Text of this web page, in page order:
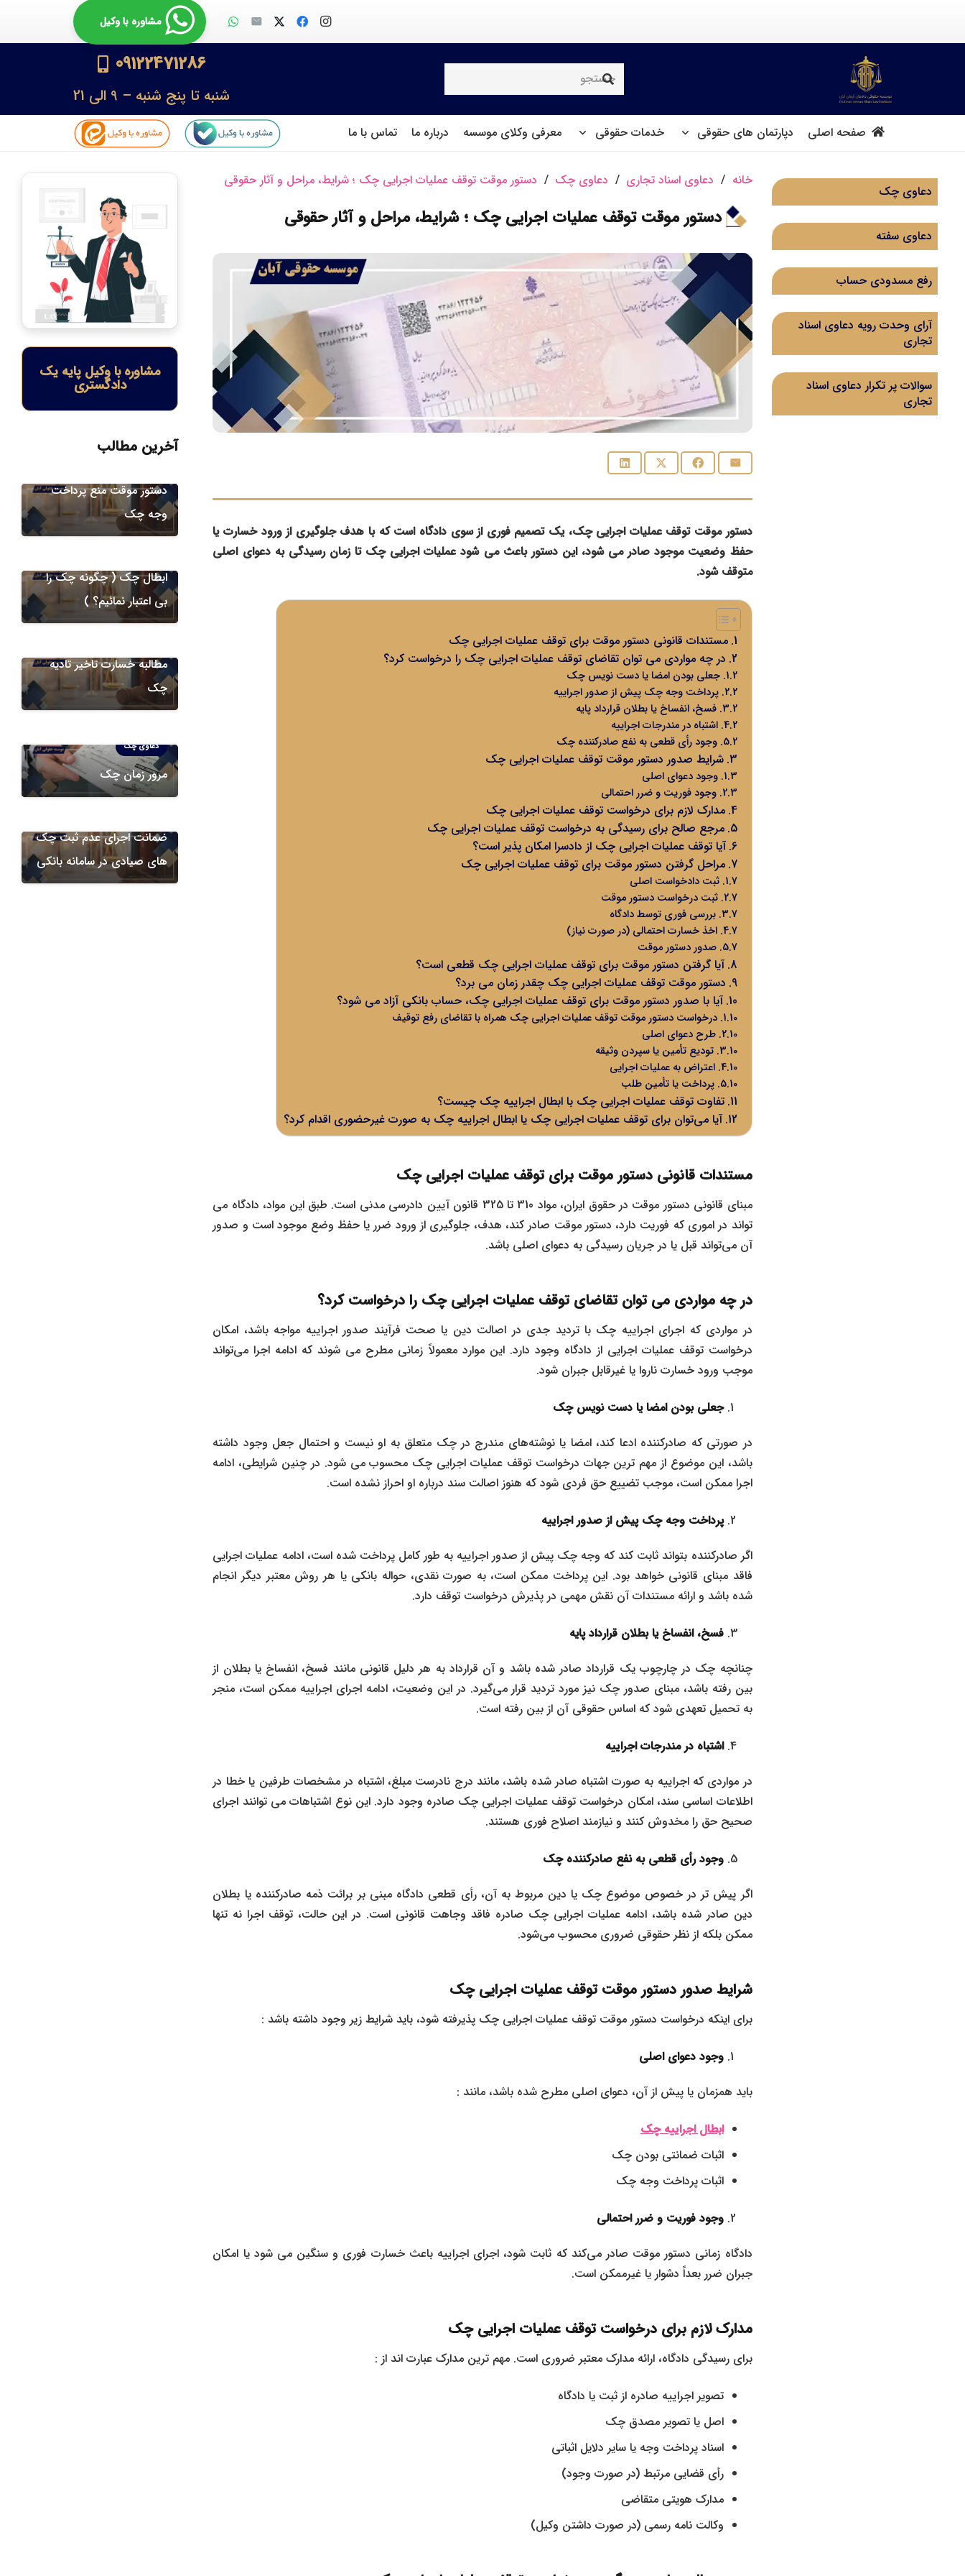
مشاوره با وکیل
09122471286
شنبه تا پنج شنبه – 9 الی 21
صفحه اصلی دپارتمان های حقوقی خدمات حقوقی معرفی وکلای موسسه درباره ما تماس با ما
دعاوی چک
دعاوی سفته
رفع مسدودی حساب
آرای وحدت رویه دعاوی اسناد
تجاری
سوالات پر تکرار دعاوی اسناد
تجاری
خانه / دعاوی اسناد تجاری / دعاوی چک / دستور موقت توقف عملیات اجرایی چک ؛ شرایط، مراحل و آثار حقوقی
دستور موقت توقف عملیات اجرایی چک ؛ شرایط، مراحل و آثار حقوقی
دستور موقت توقف عملیات اجرایی چک، یک تصمیم فوری از سوی دادگاه است که با هدف جلوگیری از ورود خسارت یا
حفظ وضعیت موجود صادر می ‌شود، این دستور باعث می‌ شود عملیات اجرایی چک تا زمان رسیدگی به دعوای اصلی
متوقف شود.
مستندات قانونی دستور موقت برای توقف عملیات اجرایی چک
در چه مواردی می‌ توان تقاضای توقف عملیات اجرایی چک را درخواست کرد؟
جعلی بودن امضا یا دست ‌نویس چک
پرداخت وجه چک پیش از صدور اجراییه
فسخ، انفساخ یا بطلان قرارداد پایه
اشتباه در مندرجات اجراییه
وجود رأی قطعی به نفع صادرکننده چک
شرایط صدور دستور موقت توقف عملیات اجرایی چک
وجود دعوای اصلی
وجود فوریت و ضرر احتمالی
مدارک لازم برای درخواست توقف عملیات اجرایی چک
مرجع صالح برای رسیدگی به درخواست توقف عملیات اجرایی چک
آیا توقف عملیات اجرایی چک از دادسرا امکان پذیر است؟
مراحل گرفتن دستور موقت برای توقف عملیات اجرایی چک
ثبت دادخواست اصلی
ثبت درخواست دستور موقت
بررسی فوری توسط دادگاه
اخذ خسارت احتمالی (در صورت نیاز)
صدور دستور موقت
آیا گرفتن دستور موقت برای توقف عملیات اجرایی چک قطعی است؟
دستور موقت توقف عملیات اجرایی چک چقدر زمان می‌ برد؟
آیا با صدور دستور موقت برای توقف عملیات اجرایی چک، حساب بانکی آزاد می‌ شود؟
درخواست دستور موقت توقف عملیات اجرایی چک همراه با تقاضای رفع توقیف
طرح دعوای اصلی
تودیع تأمین یا سپردن وثیقه
اعتراض به عملیات اجرایی
پرداخت یا تأمین طلب
تفاوت توقف عملیات اجرایی چک با ابطال اجراییه چک چیست؟
آیا می‌توان برای توقف عملیات اجرایی چک یا ابطال اجراییه چک به‌ صورت غیرحضوری اقدام کرد؟
مستندات قانونی دستور موقت برای توقف عملیات اجرایی چک
مبنای قانونی دستور موقت در حقوق ایران، مواد 310 تا 325 قانون آیین دادرسی مدنی است. طبق این مواد، دادگاه می‌
تواند در اموری که فوریت دارد، دستور موقت صادر کند، هدف، جلوگیری از ورود ضرر یا حفظ وضع موجود است و صدور
آن می‌تواند قبل یا در جریان رسیدگی به دعوای اصلی باشد.
در چه مواردی می‌ توان تقاضای توقف عملیات اجرایی چک را درخواست کرد؟
در مواردی که اجرای اجراییه چک با تردید جدی در اصالت دین یا صحت فرآیند صدور اجراییه مواجه باشد، امکان
درخواست توقف عملیات اجرایی از دادگاه وجود دارد. این موارد معمولاً زمانی مطرح می ‌شوند که ادامه اجرا می‌تواند
موجب ورود خسارت ناروا یا غیرقابل جبران شود.
جعلی بودن امضا یا دست ‌نویس چک
در صورتی که صادرکننده ادعا کند، امضا یا نوشته‌های مندرج در چک متعلق به او نیست و احتمال جعل وجود داشته
باشد، این موضوع از مهم ‌ترین جهات درخواست توقف عملیات اجرایی چک محسوب می‌ شود. در چنین شرایطی، ادامه
اجرا ممکن است، موجب تضییع حق فردی شود که هنوز اصالت سند درباره او احراز نشده است.
پرداخت وجه چک پیش از صدور اجراییه
اگر صادرکننده بتواند ثابت کند که وجه چک پیش از صدور اجراییه به‌ طور کامل پرداخت شده است، ادامه عملیات اجرایی
فاقد مبنای قانونی خواهد بود. این پرداخت ممکن است، به‌ صورت نقدی، حواله بانکی یا هر روش معتبر دیگر انجام
شده باشد و ارائه مستندات آن نقش مهمی در پذیرش درخواست توقف دارد.
فسخ، انفساخ یا بطلان قرارداد پایه
چنانچه چک در چارچوب یک قرارداد صادر شده باشد و آن قرارداد به هر دلیل قانونی مانند فسخ، انفساخ یا بطلان از
بین رفته باشد، مبنای صدور چک نیز مورد تردید قرار می‌گیرد. در این وضعیت، ادامه اجرای اجراییه ممکن است، منجر
به تحمیل تعهدی شود که اساس حقوقی آن از بین رفته است.
اشتباه در مندرجات اجراییه
در مواردی که اجراییه به ‌صورت اشتباه صادر شده باشد، مانند درج نادرست مبلغ، اشتباه در مشخصات طرفین یا خطا در
اطلاعات اساسی سند، امکان درخواست توقف عملیات اجرایی چک صادره وجود دارد. این نوع اشتباهات می ‌توانند اجرای
صحیح حق را مخدوش کنند و نیازمند اصلاح فوری هستند.
وجود رأی قطعی به نفع صادرکننده چک
اگر پیش‌ تر در خصوص موضوع چک یا دین مربوط به آن، رأی قطعی دادگاه مبنی بر برائت ذمه صادرکننده یا بطلان
دین صادر شده باشد، ادامه عملیات اجرایی چک صادره فاقد وجاهت قانونی است. در این حالت، توقف اجرا نه ‌تنها
ممکن بلکه از نظر حقوقی ضروری محسوب می‌شود.
شرایط صدور دستور موقت توقف عملیات اجرایی چک
برای اینکه درخواست دستور موقت توقف عملیات اجرایی چک پذیرفته شود، باید شرایط زیر وجود داشته باشد :
وجود دعوای اصلی
باید همزمان یا پیش از آن، دعوای اصلی مطرح شده باشد، مانند :
ابطال اجراییه چک
اثبات ضمانتی بودن چک
اثبات پرداخت وجه چک
وجود فوریت و ضرر احتمالی
دادگاه زمانی دستور موقت صادر می‌کند که ثابت شود، اجرای اجراییه باعث خسارت فوری و سنگین می ‌شود یا امکان
جبران ضرر بعداً دشوار یا غیرممکن است.
مدارک لازم برای درخواست توقف عملیات اجرایی چک
برای رسیدگی دادگاه، ارائه مدارک معتبر ضروری است. مهم ‌ترین مدارک عبارت‌ اند از :
تصویر اجراییه صادره از ثبت یا دادگاه
اصل یا تصویر مصدق چک
اسناد پرداخت وجه یا سایر دلایل اثباتی
رأی قضایی مرتبط (در صورت وجود)
مدارک هویتی متقاضی
وکالت‌ نامه رسمی (در صورت داشتن وکیل)
مشاوره با وکیل پایه یک
دادگستری
آخرین مطالب
دستور موقت منع پرداخت
وجه چک
دعاوی چک
ابطال چک ( چگونه چک را
بی اعتبار نمائیم؟ )
مطالبه خسارت تاخیر تادیه
چک
دعاوی چک
مرور زمان چک
ضمانت اجرای عدم ثبت چک
های صیادی در سامانه بانکی